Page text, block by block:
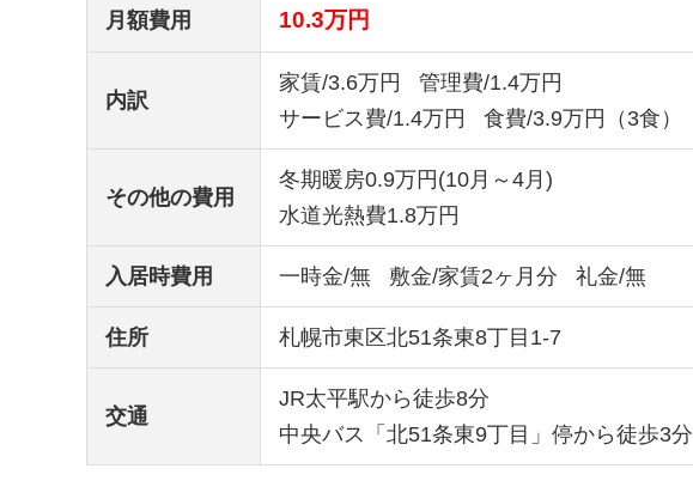
月額費用 10.3万円
内訳
家賃/3.6万円
管理費/1.4万円
サービス費/1.4万円
食費/3.9万円（3食）
その他の費用
冬期暖房0.9万円(10月～4月)
水道光熱費1.8万円
入居時費用 一時金/無 敷金/家賃2ヶ月分 礼金/無
住所 札幌市東区北51条東8丁目1-7
交通
JR太平駅から徒歩8分
中央バス「北51条東9丁目」停から徒歩3分